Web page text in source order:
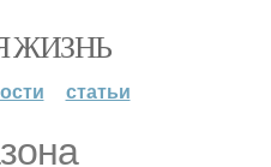
ЖИЗНЬ
статьи